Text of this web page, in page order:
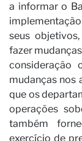
a informar o
seus
fazer
consideração
mudanças nos
que os
operações
também
exercício de